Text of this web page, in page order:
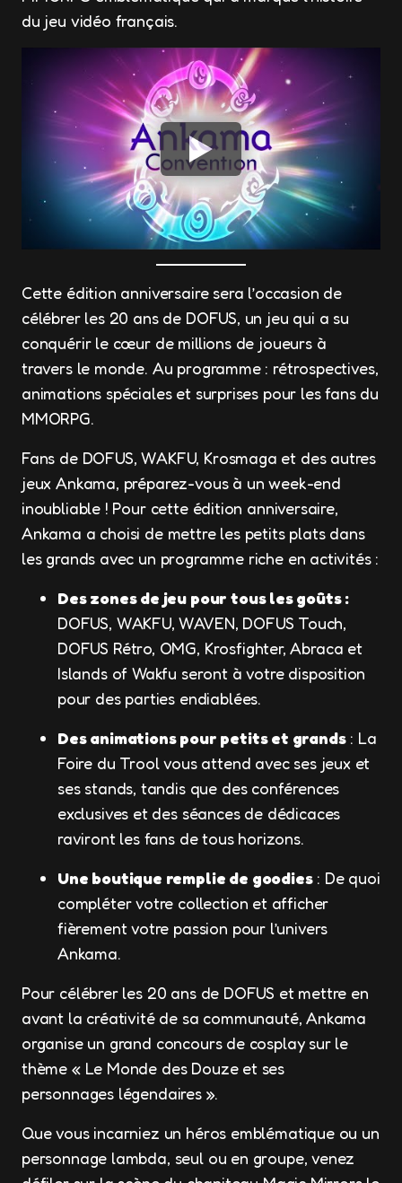
du jeu vidéo français.
Cette édition anniversaire sera l’occasion de
célébrer les 20 ans de DOFUS, un jeu qui a su
conquérir le cœur de millions de joueurs à
travers le monde. Au programme : rétrospectives,
animations spéciales et surprises pour les fans du
MMORPG.
Fans de DOFUS, WAKFU, Krosmaga et des autres
jeux Ankama, préparez-vous à un week-end
inoubliable ! Pour cette édition anniversaire,
Ankama a choisi de mettre les petits plats dans
les grands avec un programme riche en activités :
Des zones de jeu pour tous les goûts :
DOFUS, WAKFU, WAVEN, DOFUS Touch,
DOFUS Rétro, OMG, Krosfighter, Abraca et
Islands of Wakfu seront à votre disposition
pour des parties endiablées.
Des animations pour petits et grands: La
Foire du Trool vous attend avec ses jeux et
ses stands, tandis que des conférences
exclusives et des séances de dédicaces
raviront les fans de tous horizons.
Une boutique remplie de goodies: De quoi
compléter votre collection et afficher
fièrement votre passion pour l’univers
Ankama.
Pour célébrer les 20 ans de DOFUS et mettre en
avant la créativité de sa communauté, Ankama
organise un grand concours de cosplay sur le
thème « Le Monde des Douze et ses
personnages légendaires ».
Que vous incarniez un héros emblématique ou un
personnage lambda, seul ou en groupe, venez